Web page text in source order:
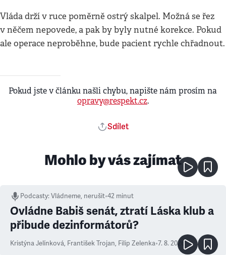
Vláda drží v ruce poměrně ostrý skalpel. Možná se řez
v něčem nepovede, a pak by byly nutné korekce. Pokud
ale operace neproběhne, bude pacient rychle chřadnout.
Pokud jste v článku našli chybu, napište nám prosím na
opravy@respekt.cz.
Sdílet
Mohlo by vás zajímat
Podcasty:Vládneme, nerušit•42 minut
Ovládne Babiš senát, ztratí Láska klub a
přibude dezinformátorů?
Kristýna Jelínková, František Trojan, Filip Zelenka•7. 8. 2026